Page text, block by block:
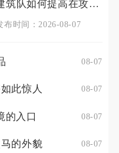
建筑队如何提高在攻城掠地中的生存能力
布时间：2026-08-07
08-07
此惊人 08-07
的入口 08-07
的外貌 08-07